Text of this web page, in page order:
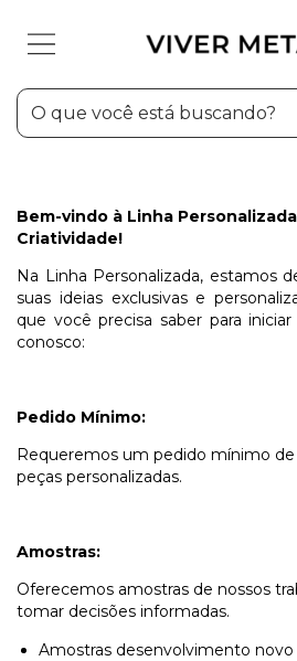
Bem-vindo à Linha
Criatividade!
Na Linha Personalizada, estamos
suas ideias exclusivas e
que você precisa saber para
conosco:
Pedido Mínimo:
Requeremos um pedido mínimo
peças personalizadas.
Amostras:
Oferecemos amostras de nossos
tomar decisões informadas.
Amostras desenvolvimento novo